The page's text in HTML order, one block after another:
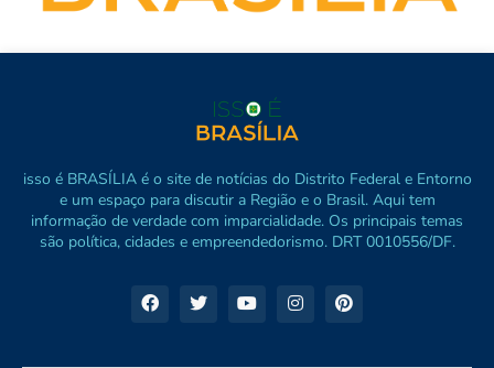
isso é BRASÍLIA é o site de notícias do Distrito Federal e Entorno
e um espaço para discutir a Região e o Brasil. Aqui tem
informação de verdade com imparcialidade. Os principais temas
são política, cidades e empreendedorismo. DRT 0010556/DF.